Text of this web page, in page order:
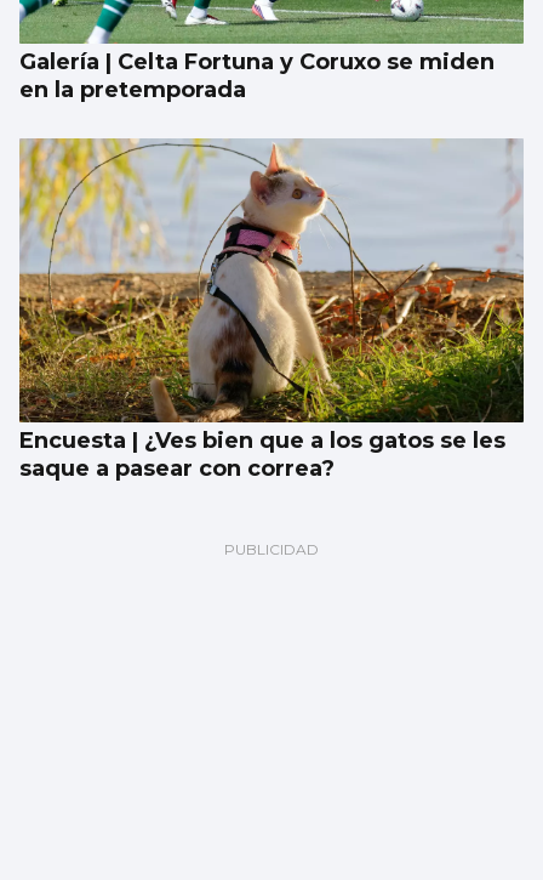
Galería | Celta Fortuna y Coruxo se miden
en la pretemporada
Encuesta | ¿Ves bien que a los gatos se les
saque a pasear con correa?